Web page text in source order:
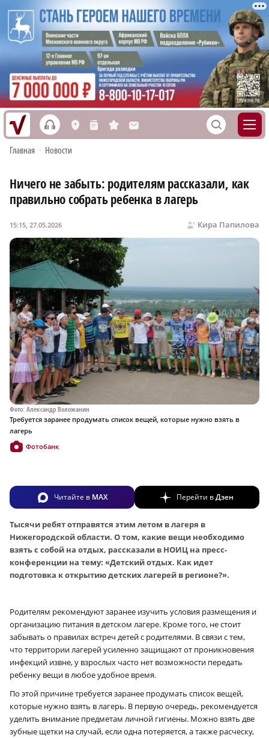
h L n s M S
Главная • Новости
Ничего не забыть: родителям рассказали, как
правильно собрать ребенка в лагерь
Кира Папилова
15:15, 27.05.2026
Фото: Александр Воложанин
Требуется заранее продумать список вещей, которые нужно взять в
лагерь
Фотобанк
Читайте в MAX Перейти вДзен
Тысячи ребят отправятся этим летом в лагеря в
Нижегородской области. О том, какие вещи необходимо
взять с собой на отдых, рассказали в НОИЦ на пресс-
конференции на тему: «Детский отдых. Как идет
подготовка к открытию детских лагерей в регионе?».
Родителям рекомендуют заранее изучить условия размещения и
организацию питания в детском лагере. Кроме того, не стоит
забывать о правилах встреч детей с родителями. В связи с тем,
что территории лагерей усиленно защищают от проникновения
инфекций извне, у взрослых часто нет возможности передать
ребенку вещи в любое удобное время.
По этой причине требуется заранее продумать список вещей,
которые нужно взять в лагерь. В первую очередь, рекомендуется
уделить внимание предметам личной гигиены. Можно взять две
зубные щетки на случай, если одна потеряется, а также расческу,